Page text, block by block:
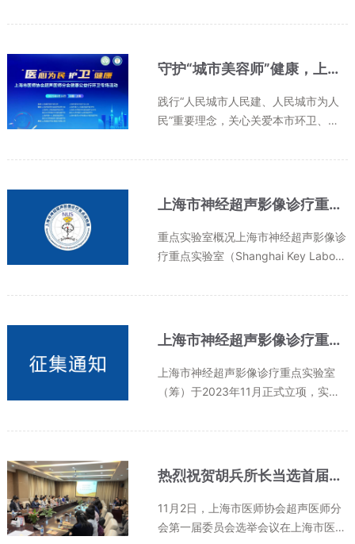
医院举办六院文化之旅——上海超声医
点实验室（筹）、超声医学科开放日...
守护“城市美容师”健康，上海市医师协会超声医师分会为环卫工作者健康公益行 ——为“城市美容师”们筑起健康防护墙
践行“人民城市人民建、人民城市为人
民”重要理念，关心关爱本市环卫、绿
午，上海市医师协会超声医师分会联合
护卫健康”健康公益行。此次活动聚焦
环...
上海市神经超声影像诊疗重点实验室公众号上线了！
重点实验室概况上海市神经超声影像诊
疗重点实验室（Shanghai Key Labora
sis and Treatment, NUS）是经上海市
正式启动建设的市级重点科研平台。...
上海市神经超声影像诊疗重点实验室标识（LOGO） 征集通知
上海市神经超声影像诊疗重点实验室
（筹）于2023年11月正式立项，实验
问题，开展有组织的超声诊疗科技创新
经超声影像诊疗重点实验室标识（LOG
O...
热烈祝贺胡兵所长当选首届上海市医师协会超声医师分会会长
11月2日，上海市医师协会超声医师分
会第一届委员会选举会议在上海市医师